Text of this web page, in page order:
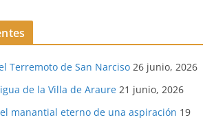
Terremoto de San Narciso 26 junio, 2026
de la Villa de Araure 21 junio, 2026
manantial eterno de una aspiración 19